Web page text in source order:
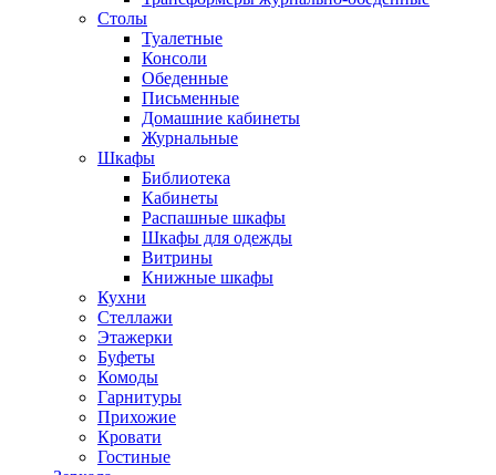
Столы
Туалетные
Консоли
Обеденные
Письменные
Домашние кабинеты
Журнальные
Шкафы
Библиотека
Кабинеты
Распашные шкафы
Шкафы для одежды
Витрины
Книжные шкафы
Кухни
Стеллажи
Этажерки
Буфеты
Комоды
Гарнитуры
Прихожие
Кровати
Гостиные